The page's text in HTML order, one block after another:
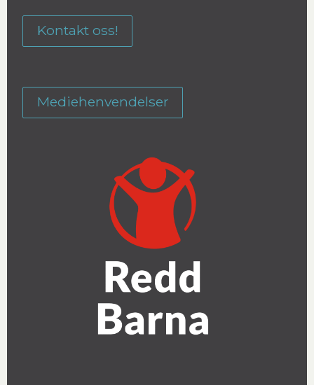
Kontakt oss!
Mediehenvendelser